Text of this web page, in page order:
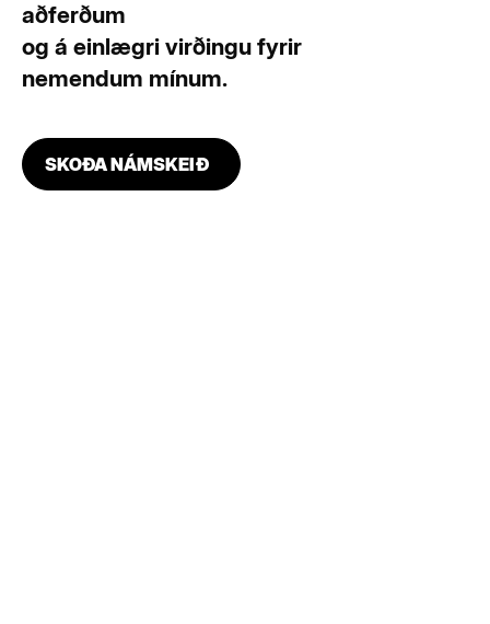
aðferðum
og á einlægri virðingu fyrir
nemendum mínum.
SKOÐA NÁMSKEIÐ